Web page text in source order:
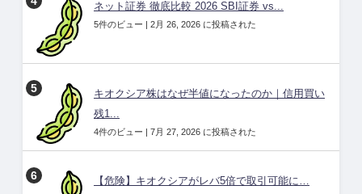
ネット証券 徹底比較 2026 SBI証券 vs...
5件のビュー | 2月 26, 2026 に投稿された
キオクシア株はなぜ半値になったのか｜信用買い
残1...
4件のビュー | 7月 27, 2026 に投稿された
【危険】キオクシアがレバ5倍で取引可能に…